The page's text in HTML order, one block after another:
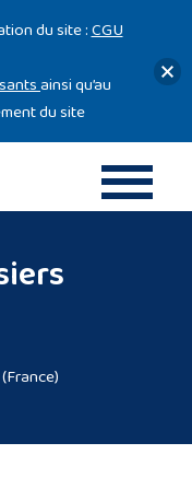
du site :CGU
ainsi qu’au
du site